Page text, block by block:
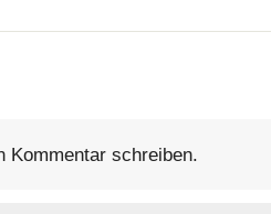
Kommentar schreiben.